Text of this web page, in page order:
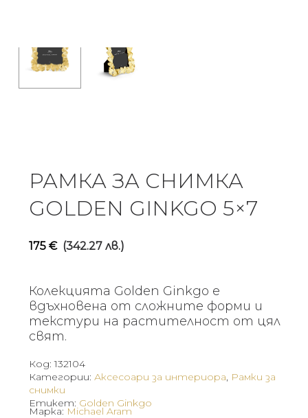
РАМКА ЗА СНИМКА
GOLDEN GINKGO 5×7
175 € (342.27 лв.)
Колекцията Golden Ginkgo е
вдъхновена от сложните форми и
текстури на растителност от цял
свят.
Код:132104
Категории: Аксесоари за интериора, Рамки за
снимки
Етикет: Golden Ginkgo
Марка: Michael Aram